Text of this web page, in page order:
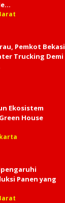
Pemkot Bekasi
Trucking Demi
Ekosistem
House
Panen yang